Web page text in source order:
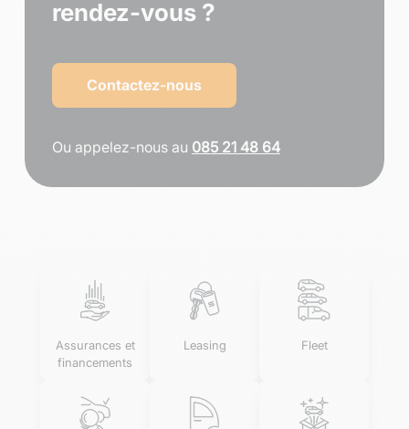
rendez-vous ?
Contactez-nous
Ou appelez-nous au 085 21 48 64
Assurances et
financements
Leasing Fleet